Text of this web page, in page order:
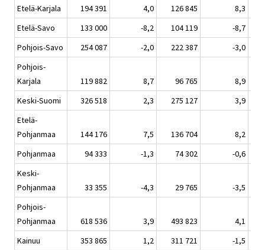
Etelä-Karjala
194 391 4,0 126 845
8,3
Etelä-Savo
133 000 -8,2 104 119
-8,7
Pohjois-Savo
254 087 -2,0 222 387
-3,0
Pohjois-
Karjala
119 882 8,7 96 765
8,9
Keski-Suomi
326 518 2,3 275 127
3,9
Etelä-
Pohjanmaa
144 176 7,5 136 704
8,2
Pohjanmaa
94 333 -1,3 74 302
-0,6
Keski-
Pohjanmaa
33 355 -4,3 29 765
-3,5
Pohjois-
Pohjanmaa
618 536 3,9 493 823 4,1
Kainuu
353 865 1,2 311 721
-1,5